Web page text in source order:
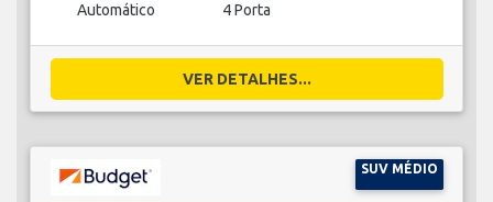
Automático 4 Porta
VER DETALHES...
SUV MÉDIO